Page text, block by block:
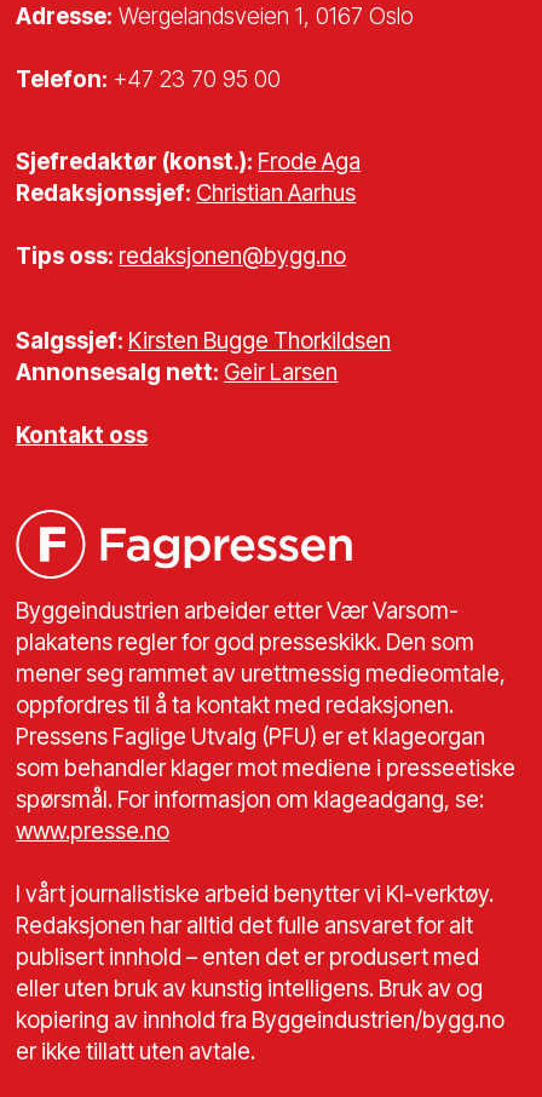
Adresse: Wergelandsveien 1, 0167 Oslo
Telefon: +47 23 70 95 00
Sjefredaktør (konst.): Frode Aga
Redaksjonssjef: Christian Aarhus
Tips oss: redaksjonen@bygg.no
Salgssjef: Kirsten Bugge Thorkildsen
Annonsesalg nett: Geir Larsen
Kontakt oss
Byggeindustrien arbeider etter Vær Varsom-
plakatens regler for god presseskikk. Den som
mener seg rammet av urettmessig medieomtale,
oppfordres til å ta kontakt med redaksjonen.
Pressens Faglige Utvalg (PFU) er et klageorgan
som behandler klager mot mediene i presseetiske
spørsmål. For informasjon om klageadgang, se:
www.presse.no
I vårt journalistiske arbeid benytter vi KI-verktøy.
Redaksjonen har alltid det fulle ansvaret for alt
publisert innhold – enten det er produsert med
eller uten bruk av kunstig intelligens. Bruk av og
kopiering av innhold fra Byggeindustrien/bygg.no
er ikke tillatt uten avtale.